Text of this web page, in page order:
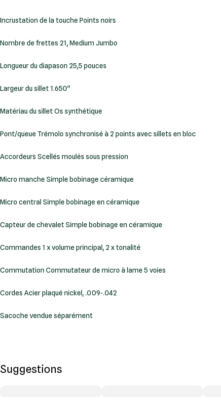
Incrustation de la touche Points noirs
Nombre de frettes 21, Medium Jumbo
Longueur du diapason 25,5 pouces
Largeur du sillet 1.650"
Matériau du sillet Os synthétique
Pont/queue Trémolo synchronisé à 2 points avec sillets en bloc
Accordeurs Scellés moulés sous pression
Micro manche Simple bobinage céramique
Micro central Simple bobinage en céramique
Capteur de chevalet Simple bobinage en céramique
Commandes 1 x volume principal, 2 x tonalité
Commutation Commutateur de micro à lame 5 voies
Cordes Acier plaqué nickel, .009-.042
Sacoche vendue séparément
Suggestions